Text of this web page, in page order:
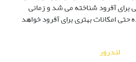
آفرود شناخته می شد و زمانی
امکانات بهتری برای آفرود خواهد